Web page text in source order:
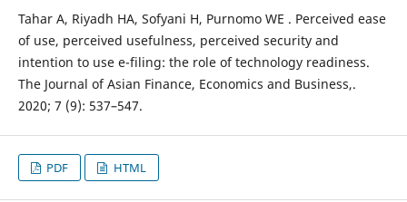
Tahar A, Riyadh HA, Sofyani H, Purnomo WE . Perceived ease
of use, perceived usefulness, perceived security and
intention to use e-filing: the role of technology readiness.
The Journal of Asian Finance, Economics and Business,.
2020; 7 (9): 537–547.
PDF HTML